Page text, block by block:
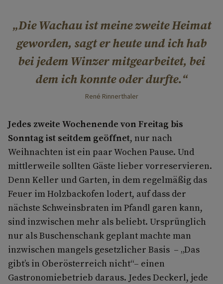
Die Wachau ist meine zweite Heimat
geworden, sagt er heute und ich hab
bei jedem Winzer mitgearbeitet, bei
dem ich konnte oder durfte.
René Rinnerthaler
Jedes zweite Wochenende von Freitag bis
Sonntag ist seitdem geöffnet, nur nach
Weihnachten ist ein paar Wochen Pause. Und
mittlerweile sollten Gäste lieber vorreservieren.
Denn Keller und Garten, in dem regelmäßig das
Feuer im Holzbackofen lodert, auf dass der
nächste Schweinsbraten im Pfandl garen kann,
sind inzwischen mehr als beliebt. Ursprünglich
nur als Buschenschank geplant machte man
inzwischen mangels gesetzlicher Basis – „Das
gibt’s in Oberösterreich nicht“– einen
Gastronomiebetrieb daraus. Jedes Deckerl, jede